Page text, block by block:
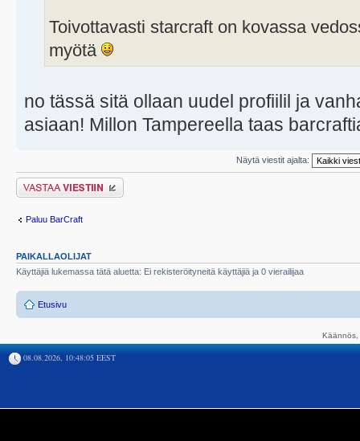
Toivottavasti starcraft on kovassa
myötä
no tässä sitä ollaan uudel profiilil ja
asiaan! Millon Tampereella taas
Näytä viestit ajalta:
Lähetä vastaus
Paluu BarCraft
PAIKALLAOLIJAT
Käyttäjiä lukemassa tätä aluetta: Ei rekisteröityneitä käyttäjiä ja 0 vierailijaa
Etusivu
08.08.2026, 10:48:05 EEST